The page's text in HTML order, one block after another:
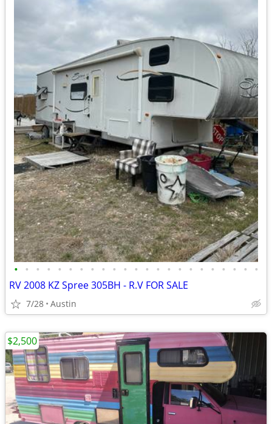
• • • • • • • • • • • • • • • • • • • • • • •
RV 2008 KZ Spree 305BH - R.V FOR SALE
7/28 Austin
$2,500